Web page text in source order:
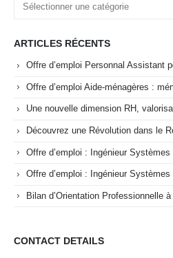
ARTICLES RÉCENTS
Offre d’emploi Personnal Assistant
Offre d’emploi Aide-ménagères :
Une nouvelle dimension RH,
Découvrez une Révolution dans le
Offre d’emploi : Ingénieur
Offre d’emploi : Ingénieur
Bilan d’Orientation Professionnelle
CONTACT DETAILS